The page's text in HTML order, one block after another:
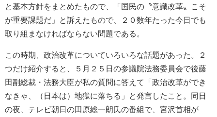
と基本方針をまとめたもので、「国民の〝意識改革〟こそ
が重要課題だ」と訴えたもので、２０数年たった今日でも
取り組まなければならない問題である。
この時期、政治改革についていろいろな話題があった。２
つだけ紹介すると、５月２５日の参議院法務委員会で後藤
田副総裁・法務大臣が私の質問に答えて「政治改革ができ
なきゃ、（日本は）地獄に落ちる」と発言したこと。同日
の夜、テレビ朝日の田原総一朗氏の番組で、宮沢首相が